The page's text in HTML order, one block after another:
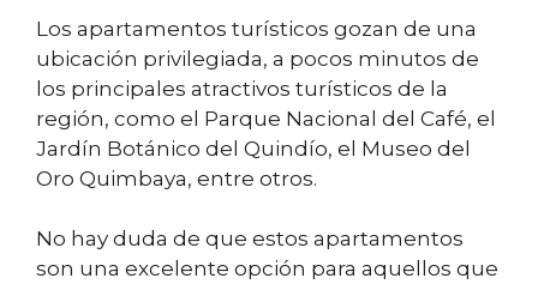
Los apartamentos turísticos gozan de una
ubicación privilegiada, a pocos minutos de
los principales atractivos turísticos de la
región, como el Parque Nacional del Café, el
Jardín Botánico del Quindío, el Museo del
Oro Quimbaya, entre otros.
No hay duda de que estos apartamentos
son una excelente opción para aquellos que